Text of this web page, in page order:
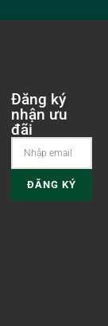
Đăng ký
nhận ưu
đãi